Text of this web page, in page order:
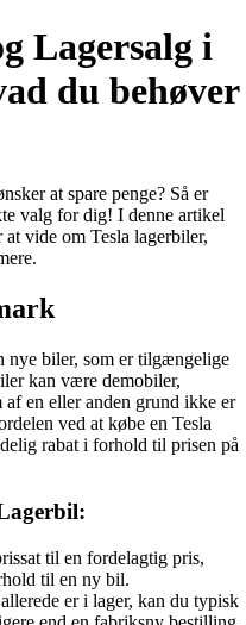
Lagersalg i
du behøver
at spare penge? Så er
valg for dig! I denne artikel
vide om Tesla lagerbiler,
nye biler, som er tilgængelige
kan være demobiler,
en eller anden grund ikke er
ved at købe en Tesla
rabat i forhold til prisen på
til en fordelagtig pris,
til en ny bil.
er i lager, kan du typisk